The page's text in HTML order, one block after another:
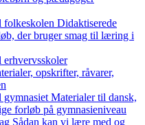
folkeskolen Didaktiserede
der bruger smag til læring i
erhvervsskoler
opskrifter, råvarer,
gymnasiet Materialer til dansk,
forløb på gymnasieniveau
Sådan kan vi lære med og